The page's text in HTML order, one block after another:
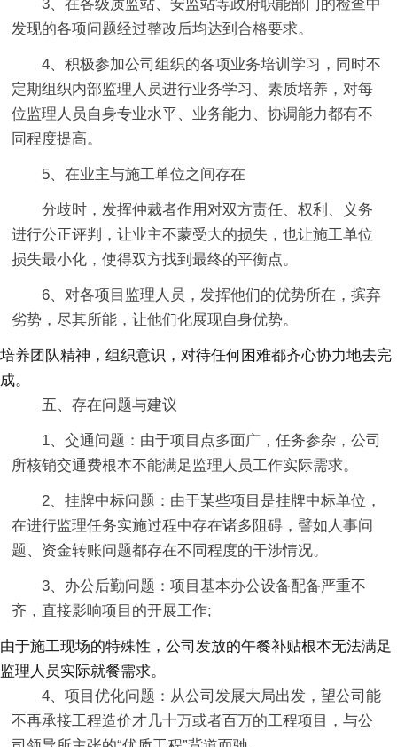
3、在各级质监站、安监站等政府职能部门的检查中
发现的各项问题经过整改后均达到合格要求。
4、积极参加公司组织的各项业务培训学习，同时不
定期组织内部监理人员进行业务学习、素质培养，对每
位监理人员自身专业水平、业务能力、协调能力都有不
同程度提高。
5、在业主与施工单位之间存在
分歧时，发挥仲裁者作用对双方责任、权利、义务
进行公正评判，让业主不蒙受大的损失，也让施工单位
损失最小化，使得双方找到最终的平衡点。
6、对各项目监理人员，发挥他们的优势所在，摈弃
劣势，尽其所能，让他们化展现自身优势。
培养团队精神，组织意识，对待任何困难都齐心协力地去完
成。
五、存在问题与建议
1、交通问题：由于项目点多面广，任务参杂，公司
所核销交通费根本不能满足监理人员工作实际需求。
2、挂牌中标问题：由于某些项目是挂牌中标单位，
在进行监理任务实施过程中存在诸多阻碍，譬如人事问
题、资金转账问题都存在不同程度的干涉情况。
3、办公后勤问题：项目基本办公设备配备严重不
齐，直接影响项目的开展工作;
由于施工现场的特殊性，公司发放的午餐补贴根本无法满足
监理人员实际就餐需求。
4、项目优化问题：从公司发展大局出发，望公司能
不再承接工程造价才几十万或者百万的工程项目，与公